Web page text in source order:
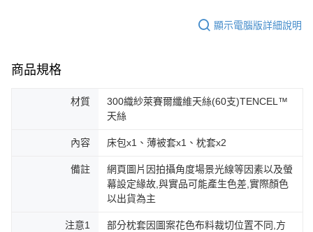
顯示電腦版詳細說明
商品規格
材質
300織紗萊賽爾纖維天絲(60支)TENCEL™
天絲
內容 床包x1、薄被套x1、枕套x2
備註
網頁圖片因拍攝角度場景光線等因素以及螢
幕設定緣故,與實品可能產生色差,實際顏色
以出貨為主
注意1
部分枕套因圖案花色布料裁切位置不同,方